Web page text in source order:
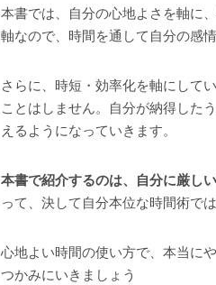
本書では、自分の心地よさを軸に
軸なので、時間を通して自分の感
さらに、時短・効率化を軸にして
ことはしません。自分が納得した
えるようになっていきます。
本書で紹介するのは、自分に厳し
って、決して自分本位な時間術で
心地よい時間の使い方で、本当に
つかみにいきましょう